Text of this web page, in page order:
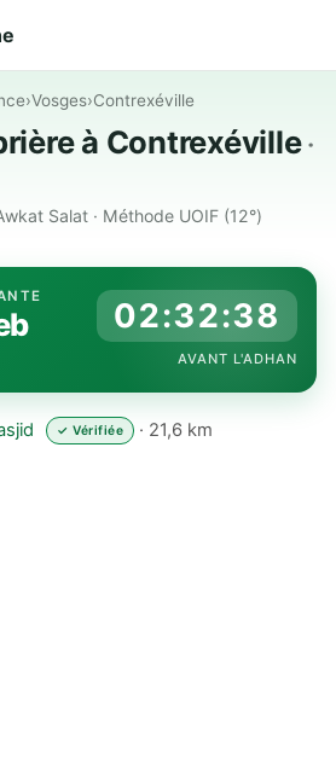
›Vosges›Contrexéville
à Contrexéville·
Salat · Méthode UOIF (12°)
02:32:37
AVANT L'ADHAN
✓ Vérifiée · 21,6 km